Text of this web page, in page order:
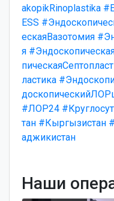
akopikRinoplastika
ESS
ескаяВазотомия
я
ластика
#ЛОР24
тан #Кыргызистан
аджикистан
Наши